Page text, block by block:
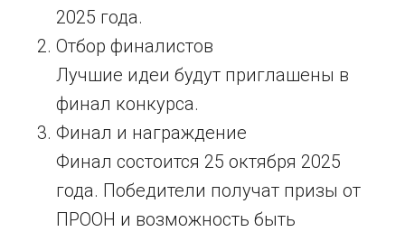
2025 года.
Отбор финалистов
Лучшие идеи будут приглашены в
финал конкурса.
Финал и награждение
Финал состоится 25 октября 2025
года. Победители получат призы от
ПРООН и возможность быть